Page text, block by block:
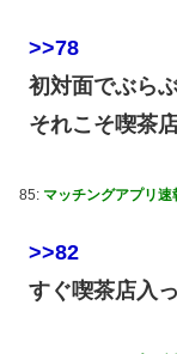
>>78
初対面でぶら
それこそ喫茶
85: マッチングアプリ速
>>82
すぐ喫茶店入